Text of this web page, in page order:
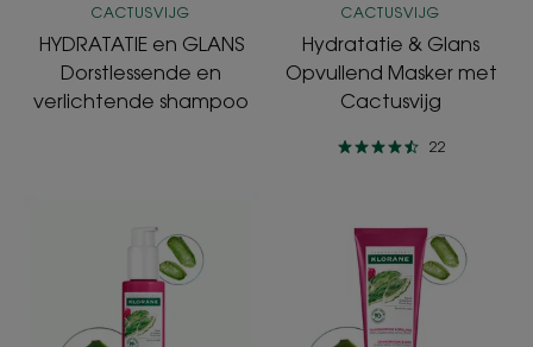
CACTUSVIJG
HYDRATATIE en GLANS
Dorstlessende en
verlichtende shampoo
CACTUSVIJG
Hydratatie & Glans
Opvullend Masker met
Cactusvijg
22
Glans
Dorstlessend
Serum
Glans
Dorstlessende
conditioner